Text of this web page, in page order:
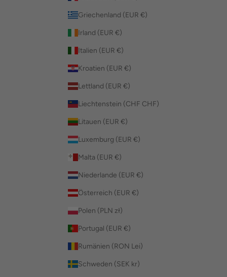
Griechenland (EUR €)
Irland (EUR €)
Italien (EUR €)
Kroatien (EUR €)
Lettland (EUR €)
Liechtenstein (CHF CHF)
Litauen (EUR €)
Luxemburg (EUR €)
Malta (EUR €)
Niederlande (EUR €)
Österreich (EUR €)
Polen (PLN zł)
Portugal (EUR €)
Rumänien (RON Lei)
Schweden (SEK kr)